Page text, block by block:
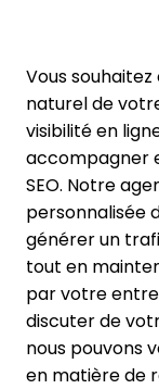
Vous
naturel de
visibilité en
accompagner
SEO. Notre
personnalisée
générer un
tout en
par votre
discuter de
nous pouvons
en matière de